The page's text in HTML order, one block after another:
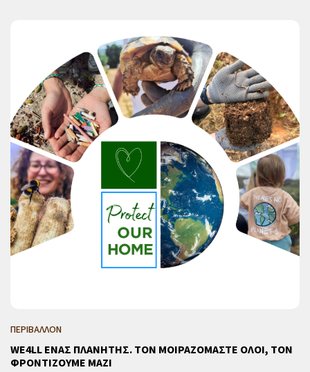
ΠΕΡΙΒΑΛΛΟΝ
WE4LL ΕΝΑΣ ΠΛΑΝΗΤΗΣ. ΤΟΝ ΜΟΙΡΑΖΟΜΑΣΤΕ ΟΛΟΙ, ΤΟΝ
ΦΡΟΝΤΙΖΟΥΜΕ ΜΑΖΙ